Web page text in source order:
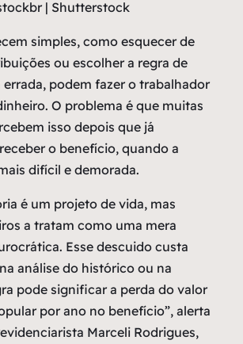
| Shutterstock
simples, como esquecer de
ou escolher a regra de
podem fazer o trabalhador
O problema é que muitas
isso depois que já
o benefício, quando a
difícil e demorada.
é um projeto de vida, mas
a tratam como uma mera
Esse descuido custa
análise do histórico ou na
pode significar a perda do valor
por ano no benefício”, alerta
Marceli Rodrigues,